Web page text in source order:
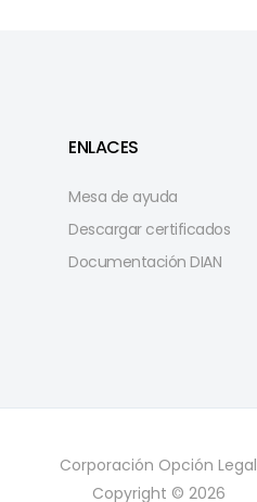
ENLACES
Mesa de ayuda
Descargar certificados
Documentación DIAN
Corporación Opción Legal
Copyright © 2026